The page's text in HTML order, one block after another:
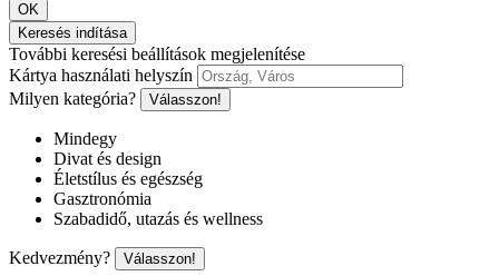
OK
Keresés indítása
További keresési beállítások megjelenítése
Kártya használati helyszín
Milyen kategória?
Válasszon!
Mindegy
Divat és design
Életstílus és egészség
Gasztronómia
Szabadidő, utazás és wellness
Kedvezmény? Válasszon!